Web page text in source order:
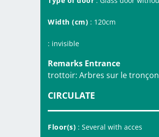
Width (cm) : 120cm
: invisible
Remarks Entrance
trottoir: Arbres sur le
CIRCULATE
Floor(s) : Several with acces